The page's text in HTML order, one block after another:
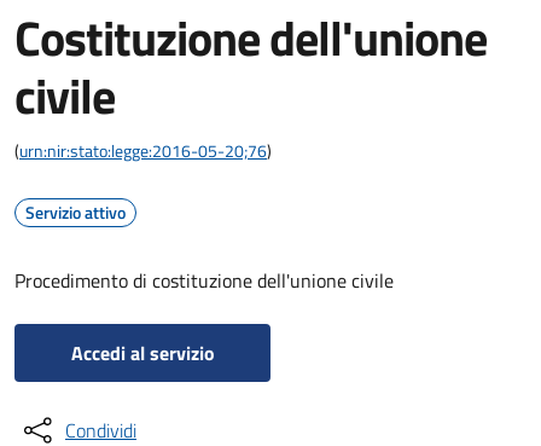
Costituzione dell'unione
civile
(urn:nir:stato:legge:2016-05-20;76)
Servizio attivo
Procedimento di costituzione dell'unione civile
Accedi al servizio
Condividi